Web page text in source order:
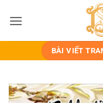
qua
BÀI VIẾT